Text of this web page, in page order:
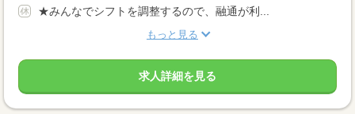
★みんなでシフトを調整するので、融通が利...
もっと見る
求人詳細を見る